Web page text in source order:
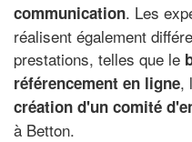
communication. Les
réalisent également
prestations, telles que le
référencement en ligne,
création d'un comité
à Betton.